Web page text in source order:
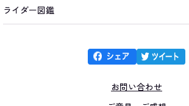
ライダー図鑑
お問い合わせ